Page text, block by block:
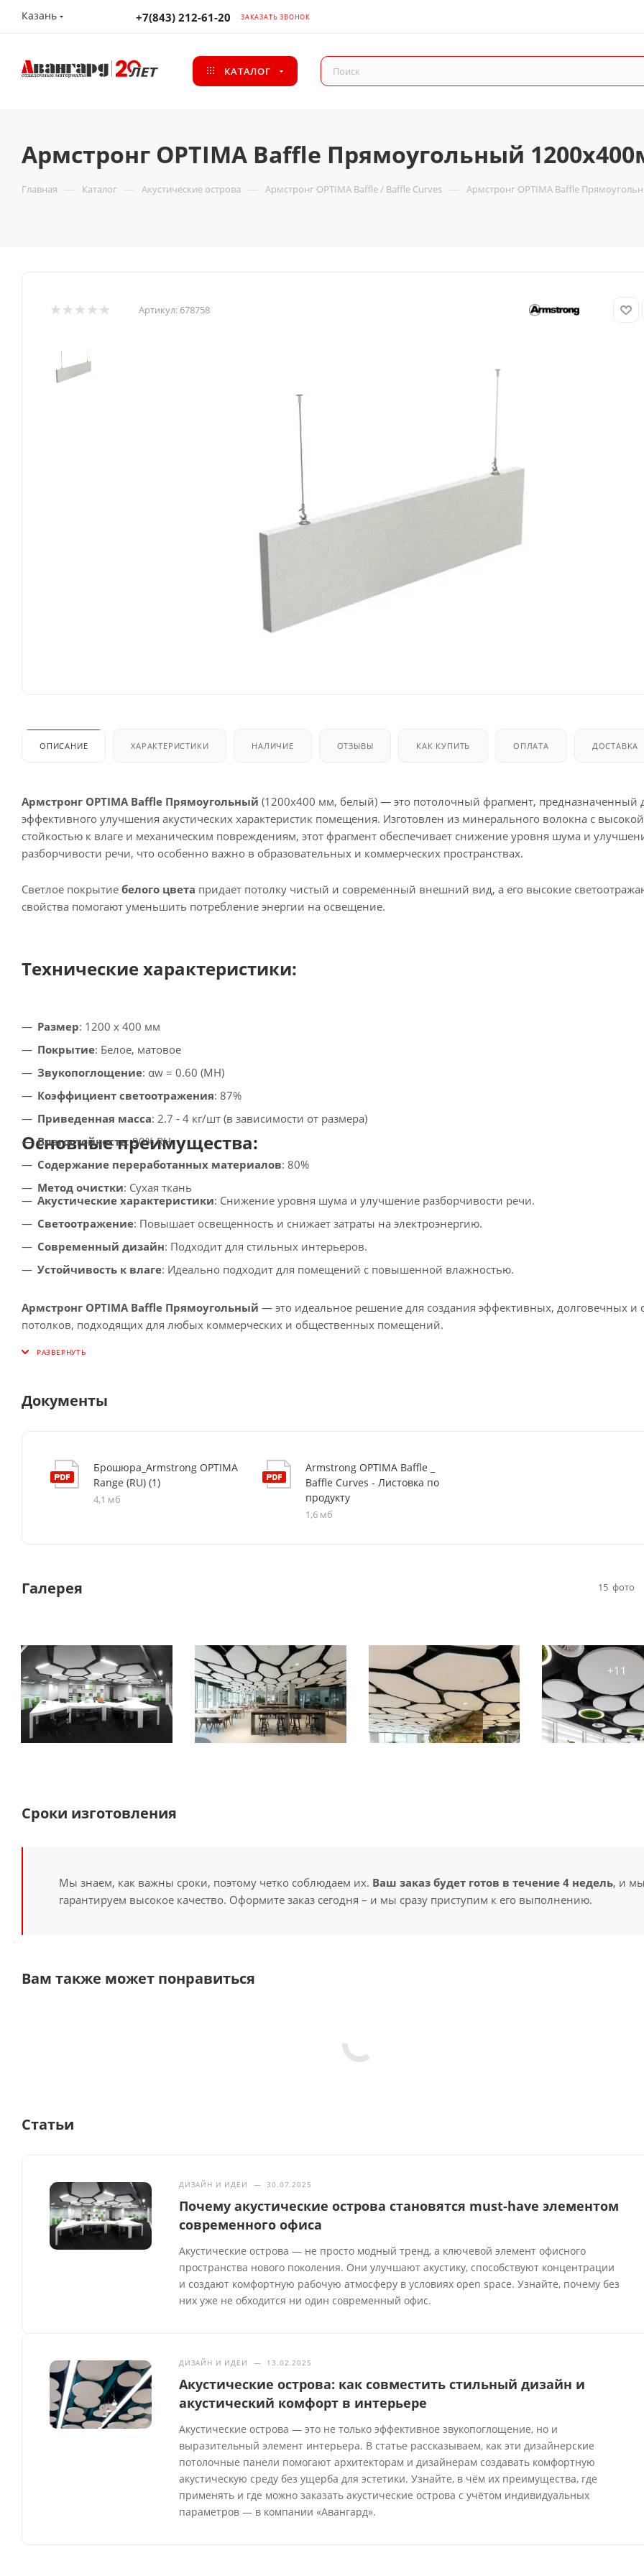
Казань +7(843) 212-61-20 ЗАКАЗАТЬ ЗВОНОК
КАТАЛОГ
Армстронг OPTIMA Baffle Прямоугольный
Главная — Каталог — Акустические острова — Армстронг OPTIMA Baffle / Baffle Curves — Армстронг OPTIMA Baffle
Артикул: 678758
ОПИСАНИЕ ХАРАКТЕРИСТИКИ НАЛИЧИЕ ОТЗЫВЫ КАК КУПИТЬ ОПЛАТА ДОСТАВКА
Армстронг OPTIMA Baffle Прямоугольный (1200x400 мм, белый) — это потолочный фрагмент, предназначенный
эффективного улучшения акустических характеристик помещения. Изготовлен из минерального волокна с высокой
стойкостью к влаге и механическим повреждениям, этот фрагмент обеспечивает снижение уровня шума и
разборчивости речи, что особенно важно в образовательных и коммерческих пространствах.
Светлое покрытие белого цвета придает потолку чистый и современный внешний вид, а его высокие
свойства помогают уменьшить потребление энергии на освещение.
Технические характеристики:
Размер: 1200 x 400 мм
Покрытие: Белое, матовое
Звукопоглощение: αw = 0.60 (MH)
Коэффициент светоотражения: 87%
Приведенная масса: 2.7 - 4 кг/шт (в зависимости от размера)
Влагостойкость: 90% RH
Содержание переработанных материалов: 80%
Метод очистки: Сухая ткань
Основные преимущества:
Акустические характеристики: Снижение уровня шума и улучшение разборчивости речи.
Светоотражение: Повышает освещенность и снижает затраты на электроэнергию.
Современный дизайн: Подходит для стильных интерьеров.
Устойчивость к влаге: Идеально подходит для помещений с повышенной влажностью.
Армстронг OPTIMA Baffle Прямоугольный — это идеальное решение для создания эффективных, долговечных и
потолков, подходящих для любых коммерческих и общественных помещений.
Документы
Брошюра_Armstrong OPTIMA
Range (RU) (1)
4,1 мб
Armstrong OPTIMA Baffle _
Baffle Curves - Листовка по
продукту
1,6 мб
Галерея 15 фото
Сроки изготовления
Мы знаем, как важны сроки, поэтому четко соблюдаем их. Ваш заказ будет готов в течение 4 недель, и
гарантируем высокое качество. Оформите заказ сегодня – и мы сразу приступим к его выполнению.
Вам также может понравиться
Статьи
ДИЗАЙН И ИДЕИ — 30.07.2025
Почему акустические острова становятся must-have элементом
современного офиса
Акустические острова — не просто модный тренд, а ключевой элемент офисного
пространства нового поколения. Они улучшают акустику, способствуют концентрации
и создают комфортную рабочую атмосферу в условиях open space. Узнайте, почему без
них уже не обходится ни один современный офис.
ДИЗАЙН И ИДЕИ — 13.02.2025
Акустические острова: как совместить стильный дизайн и
акустический комфорт в интерьере
Акустические острова — это не только эффективное звукопоглощение, но и
выразительный элемент интерьера. В статье рассказываем, как эти дизайнерские
потолочные панели помогают архитекторам и дизайнерам создавать комфортную
акустическую среду без ущерба для эстетики. Узнайте, в чём их преимущества, где
применять и где можно заказать акустические острова с учётом индивидуальных
параметров — в компании «Авангард».